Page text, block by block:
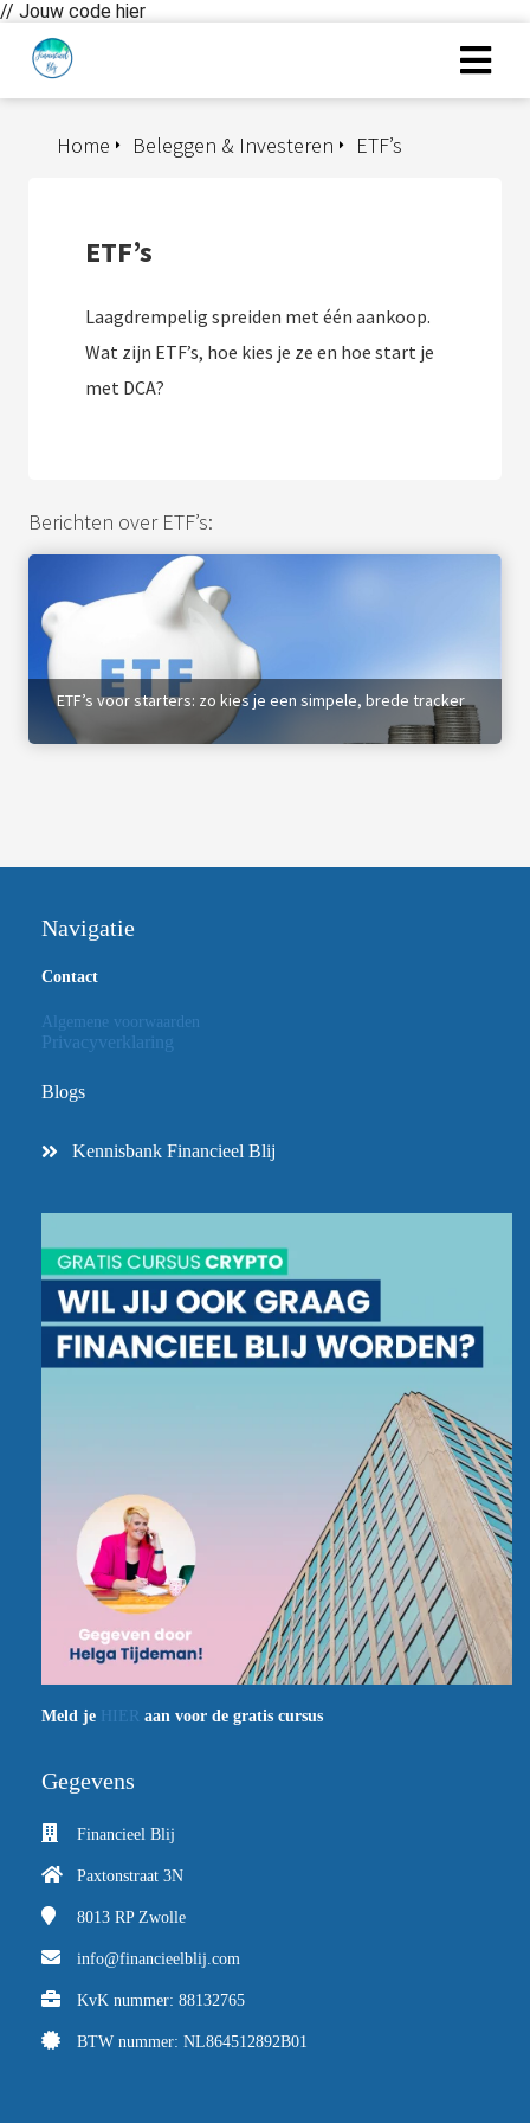
// Jouw code hier
ETF’s
Beleggen & Investeren
Home
ETF’s
Laagdrempelig spreiden met één aankoop.
Wat zijn ETF’s, hoe kies je ze en hoe start je
met DCA?
Berichten over ETF’s:
ETF’s voor starters: zo kies je een simpele, brede tracker
Navigatie
Contact
Algemene voorwaarden
Privacyverklaring
Blogs
Kennisbank Financieel Blij
Meld je HIER aan voor de gratis cursus
Gegevens
Financieel Blij
Paxtonstraat 3N
8013 RP Zwolle
info@financieelblij.com
KvK nummer: 88132765
BTW nummer: NL864512892B01